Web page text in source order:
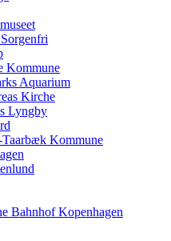
Kommune
Aquarium
Kirche
Lyngby
Kommune
Bahnhof Kopenhagen